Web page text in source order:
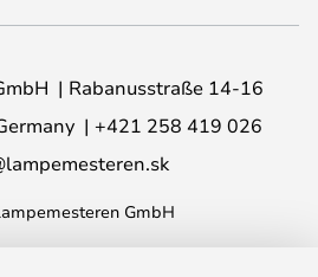
Rabanusstraße 14-16
+421 258 419 026
GmbH